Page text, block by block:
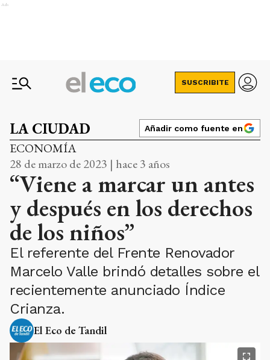
Ads
SUSCRIBITE
LA CIUDAD Añadir como fuente en
ECONOMÍA
28 de marzo de 2023 | hace 3 años
“Viene a marcar un antes
y después en los derechos
de los niños”
El referente del Frente Renovador
Marcelo Valle brindó detalles sobre el
recientemente anunciado Índice
Crianza.
El Eco de Tandil